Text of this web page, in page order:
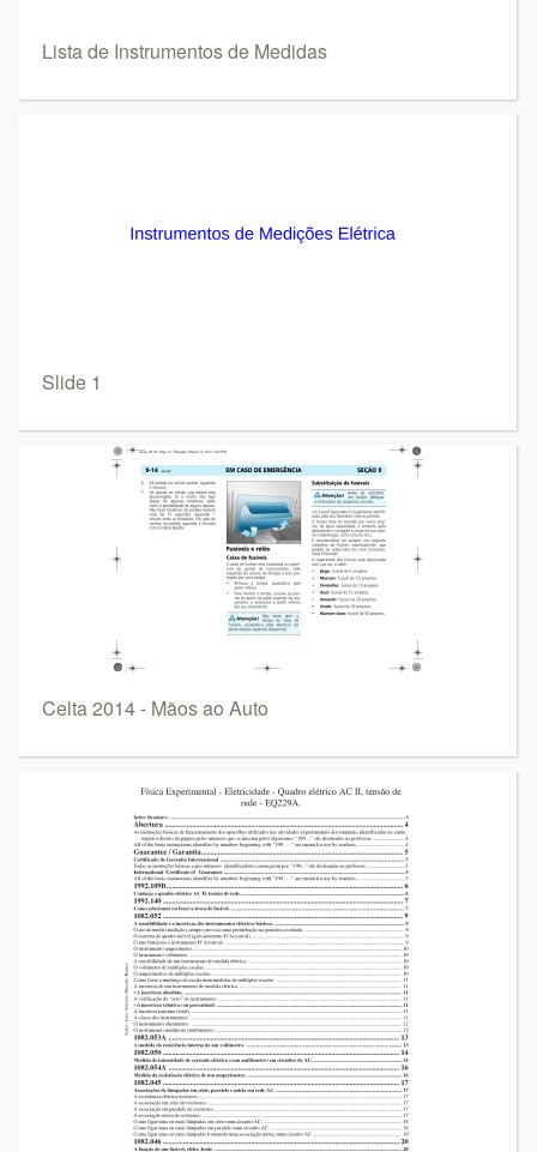
Lista de Instrumentos de Medidas
Slide 1
Celta 2014 - Mãos ao Auto